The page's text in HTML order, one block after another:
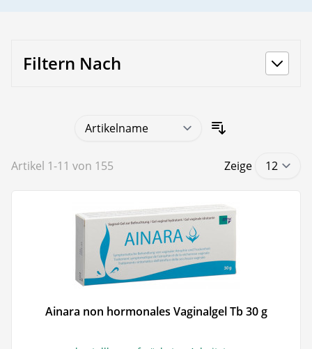
Filtern Nach
Artikel 1-11 von 155 Zeige
Ainara non hormonales Vaginalgel Tb 30 g